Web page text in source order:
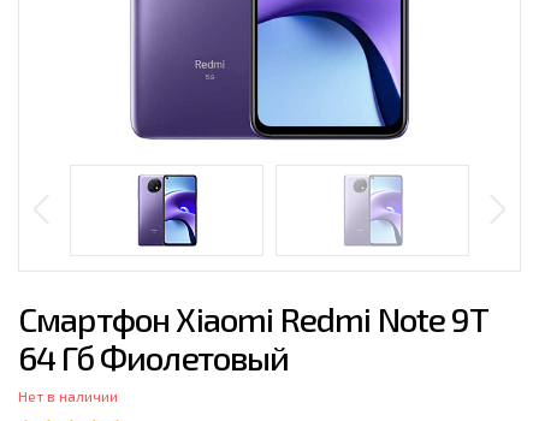
Смартфон Xiaomi Redmi Note 9T
64 Гб Фиолетовый
Нет в наличии